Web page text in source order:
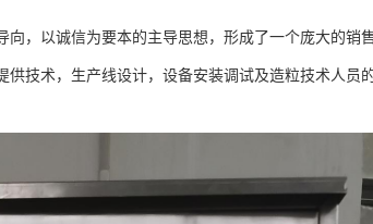
，以诚信为要本的主导思想，形成了一个庞大的销
技术，生产线设计，设备安装调试及造粒技术人员